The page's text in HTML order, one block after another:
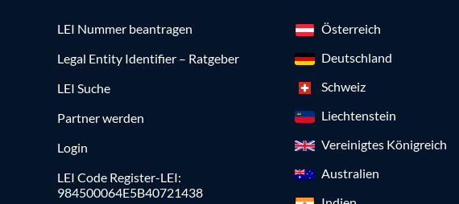
LEI Nummer beantragen
Legal Entity Identifier – Ratgeber
LEI Suche
Partner werden
Login
LEI Code Register-LEI:
984500064E5B40721438
Österreich
Deutschland
Schweiz
Liechtenstein
Vereinigtes Königreich
Australien